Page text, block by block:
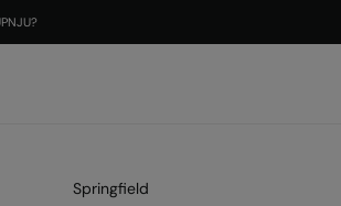
Springfield